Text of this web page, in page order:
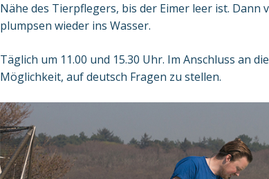
Nähe des Tierpflegers, bis der Eimer leer ist.
plumpsen wieder ins Wasser.
Täglich um 11.00 und 15.30 Uhr. Im Anschluss an
Möglichkeit, auf deutsch Fragen zu stellen.